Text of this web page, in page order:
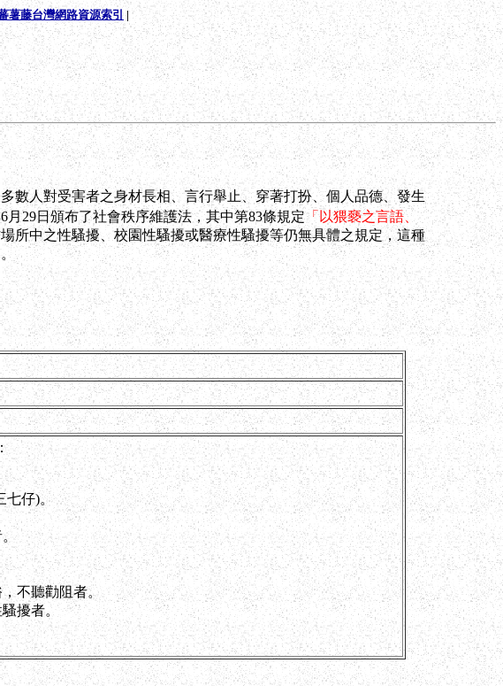
薯藤台灣網路資源索引 |
數人對受害者之身材長相、言行舉止、穿著打扮、個人品德、發生
29日頒布了社會秩序維護法，其中第83條規定「以猥褻之言語、
所中之性騷擾、校園性騷擾或醫療性騷擾等仍無具體之規定，這種
七仔)。
不聽勸阻者。
擾者。